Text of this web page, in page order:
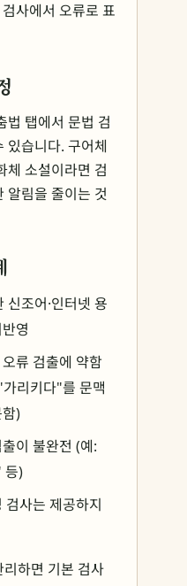
사에서 오류로 표
탭에서 문법 검
있습니다. 구어체
체 소설이라면 검
알림을 줄이는 것
조어·인터넷 용
영
류 검출에 약함
리키다"를 문맥
)
이 불완전 (예:
등)
사는 제공하지
하면 기본 검사